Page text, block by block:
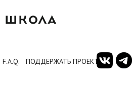
F.A.Q. ПОДДЕРЖАТЬ ПРОЕКТ